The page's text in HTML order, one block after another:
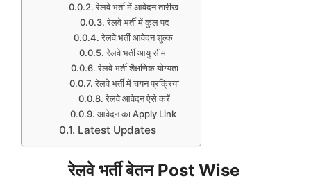
रेलवे भर्ती में आवेदन तारीख
रेलवे भर्ती में कुल पद
रेलवे भर्ती आवेदन शुल्क
रेलवे भर्ती आयु सीमा
रेलवे भर्ती शैक्षणिक योग्यता
रेलवे भर्ती में चयन प्रक्रिया
रेलवे आवेदन ऐसे करें
आवेदन का Apply Link
Latest Updates
रेलवे भर्ती बेतन Post Wise